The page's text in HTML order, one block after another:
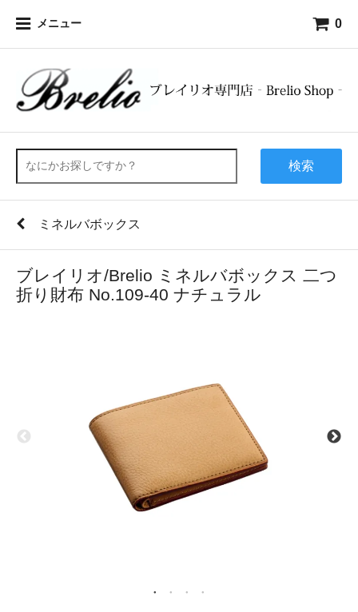
メニュー 0
検索
ミネルバボックス
ブレイリオ/Brelio ミネルバボックス 二つ
折り財布 No.109-40 ナチュラル